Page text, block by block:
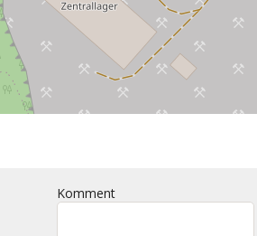
Komment